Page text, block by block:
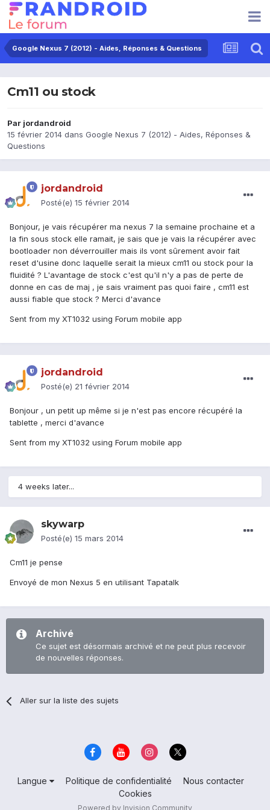
Google Nexus 7 (2012) - Aides, Réponses & Questions
Cm11 ou stock
Par jordandroid
15 février 2014 dans Google Nexus 7 (2012) - Aides, Réponses &
Questions
jordandroid
Posté(e) 15 février 2014
Bonjour, je vais récupérer ma nexus 7 la semaine prochaine et a
la fin sous stock elle ramait, je sais que je vais la récupérer avec
bootloader non déverrouiller mais ils vont sûrement avoir fait
reset d'usine donc laquelle serait la mieux cm11 ou stock pour la
fluidité ? L'avantage de stock c'est qu'il n'y a pas de perte de
donne en cas de maj , je sais vraiment pas quoi faire , cm11 est
aussi fiable que stock ? Merci d'avance
Sent from my XT1032 using Forum mobile app
jordandroid
Posté(e) 21 février 2014
Bonjour , un petit up même si je n'est pas encore récupéré la
tablette , merci d'avance
Sent from my XT1032 using Forum mobile app
4 weeks later...
skywarp
Posté(e) 15 mars 2014
Cm11 je pense
Envoyé de mon Nexus 5 en utilisant Tapatalk
Archivé
Ce sujet est désormais archivé et ne peut plus recevoir
de nouvelles réponses.
Aller sur la liste des sujets
Langue Politique de confidentialité
Nous contacter
Cookies
Powered by Invision Community